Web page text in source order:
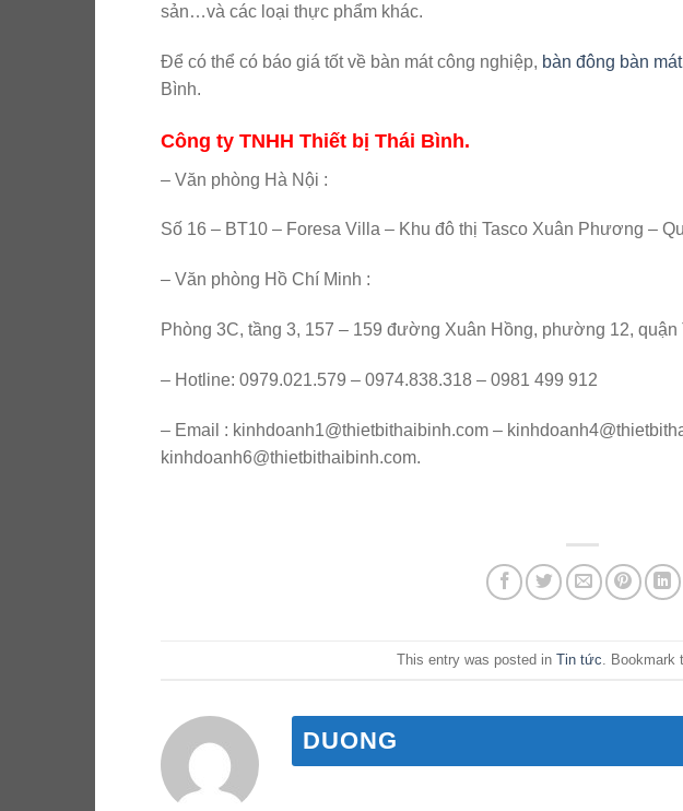
sản…và các loại thực phẩm khác.
Để có thể có báo giá tốt về bàn mát công nghiệp, bàn đông bàn mát
Bình.
Công ty TNHH Thiết bị Thái Bình.
– Văn phòng Hà Nội :
Số 16 – BT10 – Foresa Villa – Khu đô thị Tasco Xuân Phương –
– Văn phòng Hồ Chí Minh :
Phòng 3C, tầng 3, 157 – 159 đường Xuân Hồng, phường 12,
– Hotline: 0979.021.579 – 0974.838.318 – 0981 499 912
– Email : kinhdoanh1@thietbithaibinh.com –
kinhdoanh6@thietbithaibinh.com.
This entry was posted in Tin tức . Bookmark
DUONG